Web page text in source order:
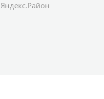
Яндекс.Район